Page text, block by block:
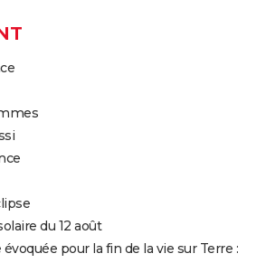
du 12 août
pour la fin de la vie sur Terre :